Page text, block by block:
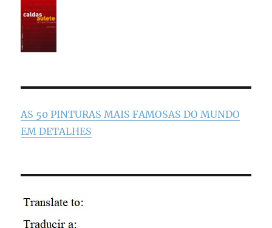
AS 50 PINTURAS MAIS FAMOSAS DO MUNDO
EM DETALHES